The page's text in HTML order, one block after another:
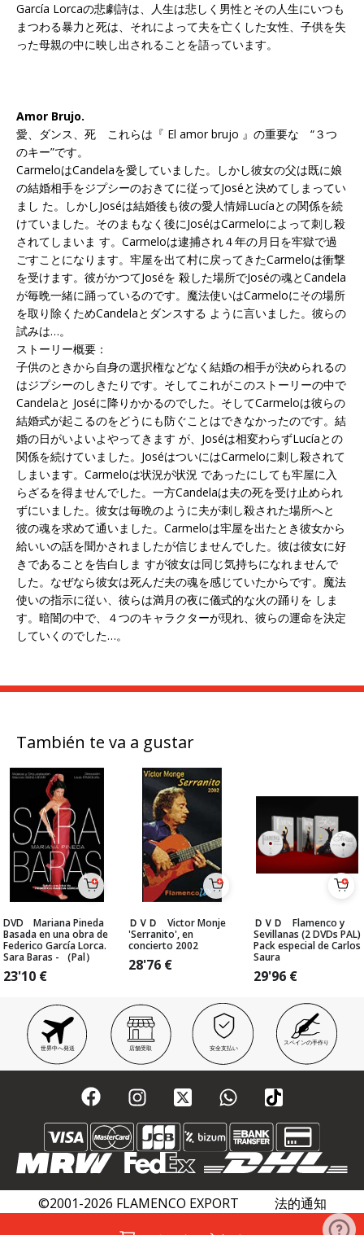
García Lorcaの悲劇詩は、人生は悲しく男性とその人生にいつも
まつわる暴力と死は、それによって夫を亡くした女性、子供を失
った母親の中に映し出されることを語っています。
Amor Brujo.
愛、ダンス、死 これらは『 El amor brujo 』の重要な “３つ
のキー”です。
CarmeloはCandelaを愛していました。しかし彼女の父は既に娘
の結婚相手をジプシーのおきてに従ってJoséと決めてしまってい
まし た。しかしJoséは結婚後も彼の愛人情婦Lucíaとの関係を続
けていました。そのまもなく後にJoséはCarmeloによって刺し殺
されてしまいま す。Carmeloは逮捕され４年の月日を牢獄で過
ごすことになります。牢屋を出て村に戻ってきたCarmeloは衝撃
を受けます。彼がかつてJoséを 殺した場所でJoséの魂とCandela
が毎晩一緒に踊っているのです。魔法使いはCarmeloにその場所
を取り除くためCandelaとダンスする ように言いました。彼らの
試みは…。
ストーリー概要：
子供のときから自身の選択権などなく結婚の相手が決められるの
はジプシーのしきたりです。そしてこれがこのストーリーの中で
Candelaと Joséに降りかかるのでした。そしてCarmeloは彼らの
結婚式が起こるのをどうにも防ぐことはできなかったのです。結
婚の日がいよいよやってきます が、Joséは相変わらずLucíaとの
関係を続けていました。JoséはついにはCarmeloに刺し殺されて
しまいます。Carmeloは状況が状況 であったにしても牢屋に入
らざるを得ませんでした。一方Candelaは夫の死を受け止められ
ずにいました。彼女は毎晩のように夫が刺し殺された場所へと
彼の魂を求めて通いました。Carmeloは牢屋を出たとき彼女から
給いいの話を聞かされましたが信じませんでした。彼は彼女に好
きであることを告白しま すが彼女は同じ気持ちになれませんで
した。なぜなら彼女は死んだ夫の魂を感じていたからです。魔法
使いの指示に従い、彼らは満月の夜に儀式的な火の踊りを しま
す。暗闇の中で、４つのキャラクターが現れ、彼らの運命を決定
していくのでした…。
También te va a gustar
DVD Mariana Pineda
Basada en una obra de
Federico García Lorca.
Sara Baras - （Pal）
23'10 €
ＤＶＤ Victor Monje
'Serranito', en
concierto 2002
28'76 €
ＤＶＤ Flamenco y
Sevillanas (2 DVDs PAL)
Pack especial de Carlos
Saura
29'96 €
世界中へ発送 店舗受取 安全支払い
スペインの手作り
©2001-2026 FLAMENCO EXPORT
法的通知
プライバシーポリシー
クッキーポリシー